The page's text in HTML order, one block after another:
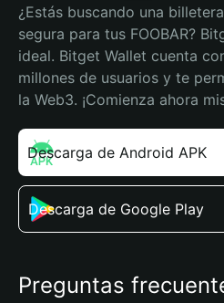
¿Estás buscando una
segura para tus FOOBAR?
ideal. Bitget Wallet cuenta
millones de usuarios y te
la Web3. ¡Comienza ahora
Descarga de Android APK
Descarga de Google Play
Preguntas